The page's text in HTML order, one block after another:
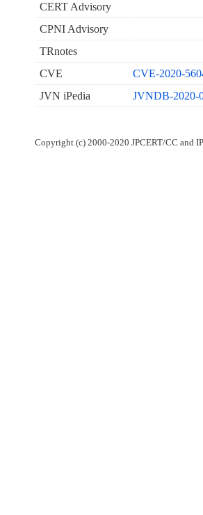
CERT Advisory
CPNI Advisory
TRnotes
CVE
CVE-2020-
JVN iPedia
JVNDB-2020-
Copyright (c) 2000-2020 JPCERT/CC and